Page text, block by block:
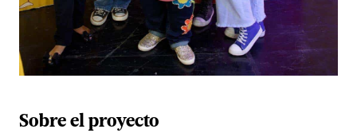
Sobre el proyecto